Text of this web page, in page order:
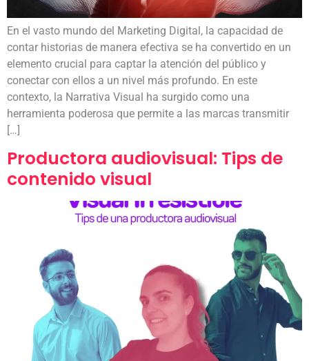
En el vasto mundo del Marketing Digital, la capacidad de
contar historias de manera efectiva se ha convertido en un
elemento crucial para captar la atención del público y
conectar con ellos a un nivel más profundo. En este
contexto, la Narrativa Visual ha surgido como una
herramienta poderosa que permite a las marcas transmitir
[…]
Productora audiovisual: Tips de
contenido visual